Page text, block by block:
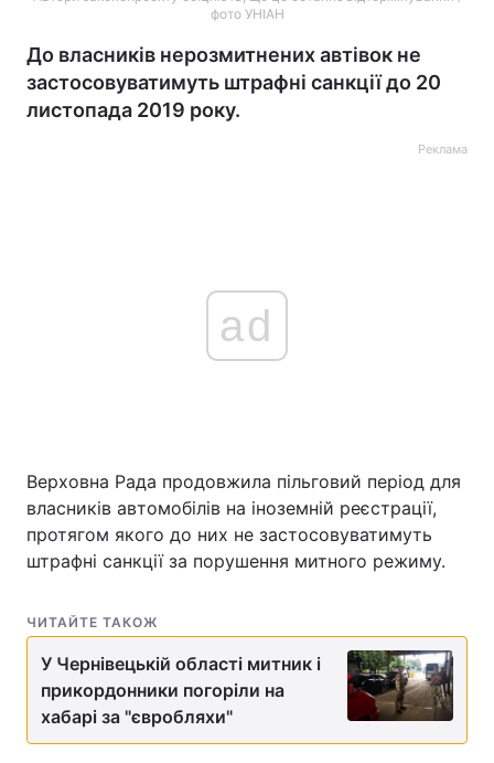
фото УНІАН
До власників нерозмитнених автівок не
застосовуватимуть штрафні санкції до 20
листопада 2019 року.
Реклама
ad
Верховна Рада продовжила пільговий період для
власників автомобілів на іноземній реєстрації,
протягом якого до них не застосовуватимуть
штрафні санкції за порушення митного режиму.
ЧИТАЙТЕ ТАКОЖ
У Чернівецькій області митник і
прикордонники погоріли на
хабарі за "євробляхи"